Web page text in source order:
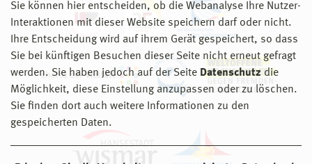
Sie können hier entscheiden, ob die Webanalyse Ihre Nutzer-
Interaktionen mit dieser Website speichern darf oder nicht.
Ihre Entscheidung wird auf ihrem Gerät gespeichert, so dass
Sie bei künftigen Besuchen dieser Seite nicht erneut gefragt
werden. Sie haben jedoch auf der Seite Datenschutz die
Möglichkeit, diese Einstellung anzupassen oder zu löschen.
Sie finden dort auch weitere Informationen zu den
gespeicherten Daten.